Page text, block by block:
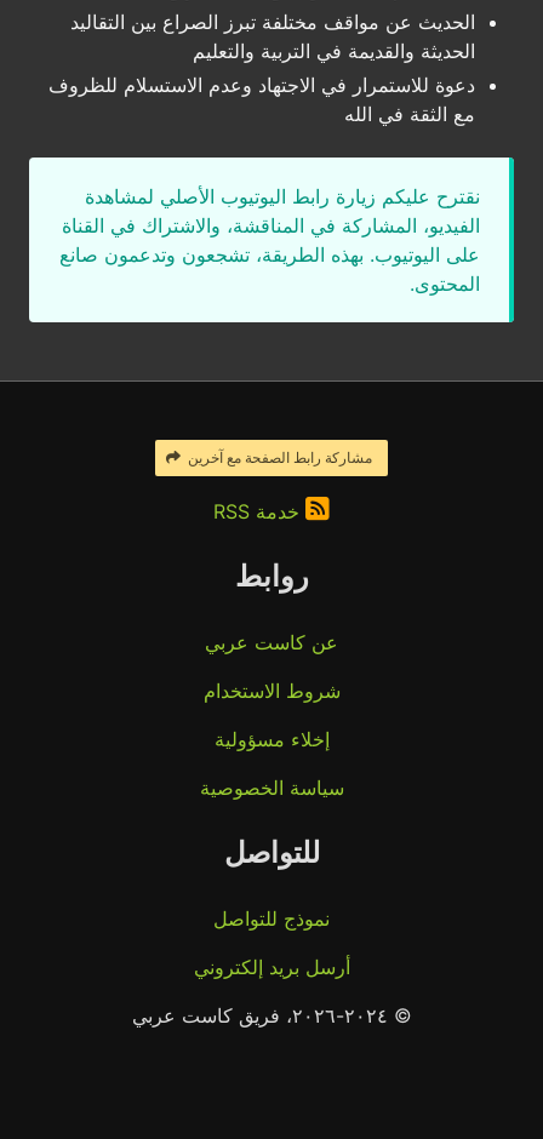
الحديث عن مواقف مختلفة تبرز الصراع بين التقاليد
الحديثة والقديمة في التربية والتعليم
دعوة للاستمرار في الاجتهاد وعدم الاستسلام للظروف
مع الثقة في الله
نقترح عليكم زيارة رابط اليوتيوب الأصلي لمشاهدة
الفيديو، المشاركة في المناقشة، والاشتراك في القناة
على اليوتيوب. بهذه الطريقة، تشجعون وتدعمون صانع
المحتوى.
مشاركة رابط الصفحة مع آخرين
خدمة RSS
روابط
عن كاست عربي
شروط الاستخدام
إخلاء مسؤولية
سياسة الخصوصية
للتواصل
نموذج للتواصل
أرسل بريد إلكتروني
© ٢٠٢٤-٢٠٢٦، فريق كاست عربي